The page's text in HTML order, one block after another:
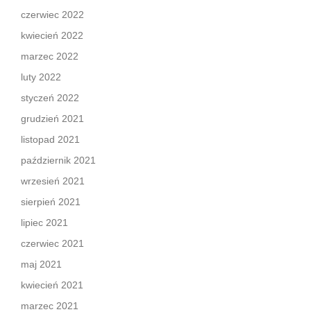
czerwiec 2022
kwiecień 2022
marzec 2022
luty 2022
styczeń 2022
grudzień 2021
listopad 2021
październik 2021
wrzesień 2021
sierpień 2021
lipiec 2021
czerwiec 2021
maj 2021
kwiecień 2021
marzec 2021